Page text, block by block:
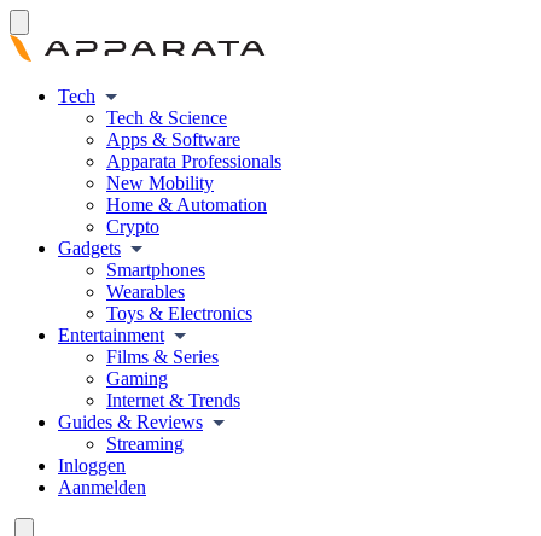
Tech
Tech & Science
Apps & Software
Apparata Professionals
New Mobility
Home & Automation
Crypto
Gadgets
Smartphones
Wearables
Toys & Electronics
Entertainment
Films & Series
Gaming
Internet & Trends
Guides & Reviews
Streaming
Inloggen
Aanmelden